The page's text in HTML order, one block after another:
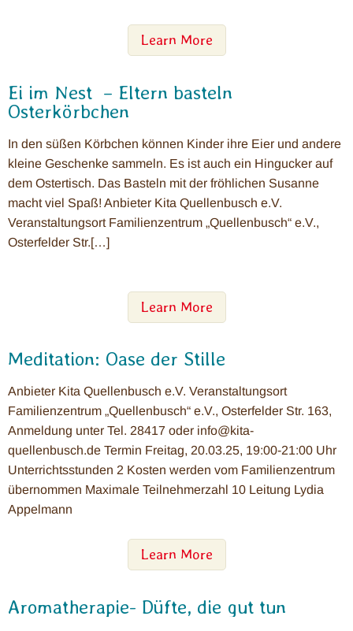
Learn More
Ei im Nest – Eltern basteln
Osterkörbchen
In den süßen Körbchen können Kinder ihre Eier und andere
kleine Geschenke sammeln. Es ist auch ein Hingucker auf
dem Ostertisch. Das Basteln mit der fröhlichen Susanne
macht viel Spaß! Anbieter Kita Quellenbusch e.V.
Veranstaltungsort Familienzentrum „Quellenbusch“ e.V.,
Osterfelder Str.[…]
Learn More
Meditation: Oase der Stille
Anbieter Kita Quellenbusch e.V. Veranstaltungsort
Familienzentrum „Quellenbusch“ e.V., Osterfelder Str. 163,
Anmeldung unter Tel. 28417 oder info@kita-
quellenbusch.de Termin Freitag, 20.03.25, 19:00-21:00 Uhr
Unterrichtsstunden 2 Kosten werden vom Familienzentrum
übernommen Maximale Teilnehmerzahl 10 Leitung Lydia
Appelmann
Learn More
Aromatherapie- Düfte, die gut tun